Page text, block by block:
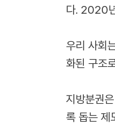
다. 2020
우리 사회
화된 구조
지방분권
록 돕는 제